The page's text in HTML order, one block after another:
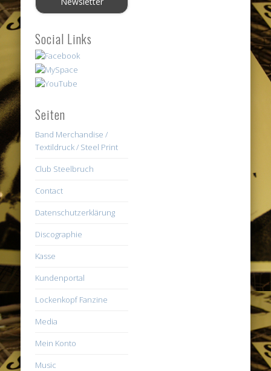
Social Links
Seiten
Band Merchandise /
Textildruck / Steel Print
Club Steelbruch
Contact
Datenschutzerklärung
Discographie
Kasse
Kundenportal
Lockenkopf Fanzine
Media
Mein Konto
Music